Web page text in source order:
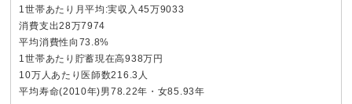
1世帯あたり月平均:実収入45万9033
消費支出28万7974
平均消費性向73.8%
1世帯あたり貯蓄現在高938万円
10万人あたり医師数216.3人
平均寿命(2010年)男78.22年・女85.93年